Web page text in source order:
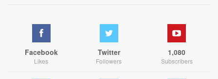
Facebook
Likes
Twitter
Followers
1,080
Subscribers